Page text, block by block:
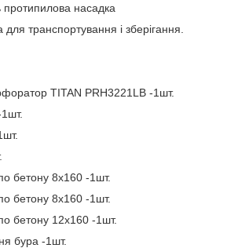
протипилова насадка
для транспортування і зберігання.
TITAN PRH3221LB -1шт.
бетону 8x160 -1шт.
бетону 8x160 -1шт.
бетону 12x160 -1шт.
бура -1шт.